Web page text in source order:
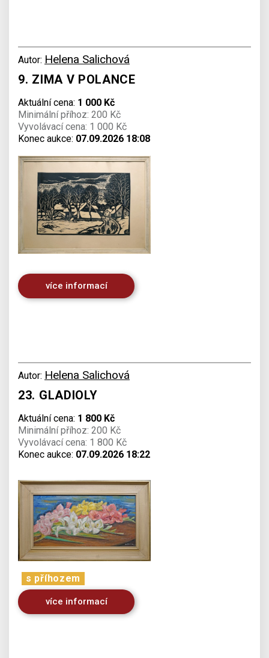
Autor: Helena Salichová
9. ZIMA V POLANCE
Aktuální cena: 1 000 Kč
Minimální příhoz: 200 Kč
Vyvolávací cena: 1 000 Kč
Konec aukce: 07.09.2026 18:08
více informací
Autor: Helena Salichová
23. GLADIOLY
Aktuální cena: 1 800 Kč
Minimální příhoz: 200 Kč
Vyvolávací cena: 1 800 Kč
Konec aukce: 07.09.2026 18:22
s příhozem
více informací